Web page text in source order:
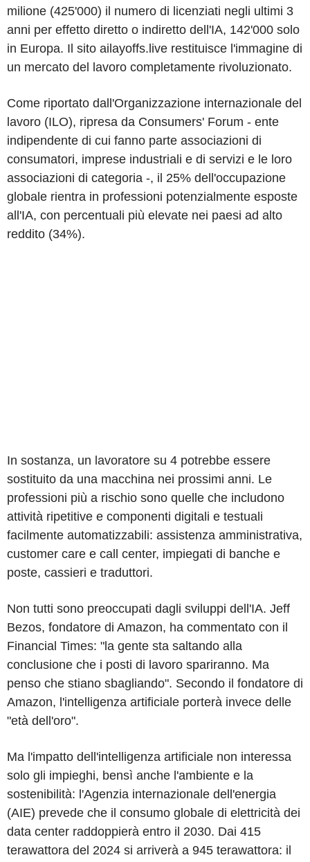
milione (425'000) il numero di licenziati negli ultimi 3
anni per effetto diretto o indiretto dell'IA, 142'000 solo
in Europa. Il sito ailayoffs.live restituisce l'immagine di
un mercato del lavoro completamente rivoluzionato.
Come riportato dall'Organizzazione internazionale del
lavoro (ILO), ripresa da Consumers' Forum - ente
indipendente di cui fanno parte associazioni di
consumatori, imprese industriali e di servizi e le loro
associazioni di categoria -, il 25% dell'occupazione
globale rientra in professioni potenzialmente esposte
all'IA, con percentuali più elevate nei paesi ad alto
reddito (34%).
In sostanza, un lavoratore su 4 potrebbe essere
sostituito da una macchina nei prossimi anni. Le
professioni più a rischio sono quelle che includono
attività ripetitive e componenti digitali e testuali
facilmente automatizzabili: assistenza amministrativa,
customer care e call center, impiegati di banche e
poste, cassieri e traduttori.
Non tutti sono preoccupati dagli sviluppi dell'IA. Jeff
Bezos, fondatore di Amazon, ha commentato con il
Financial Times: "la gente sta saltando alla
conclusione che i posti di lavoro spariranno. Ma
penso che stiano sbagliando". Secondo il fondatore di
Amazon, l'intelligenza artificiale porterà invece delle
"età dell'oro".
Ma l'impatto dell'intelligenza artificiale non interessa
solo gli impieghi, bensì anche l'ambiente e la
sostenibilità: l'Agenzia internazionale dell'energia
(AIE) prevede che il consumo globale di elettricità dei
data center raddoppierà entro il 2030. Dai 415
terawattora del 2024 si arriverà a 945 terawattora: il